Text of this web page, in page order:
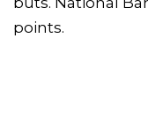
points.